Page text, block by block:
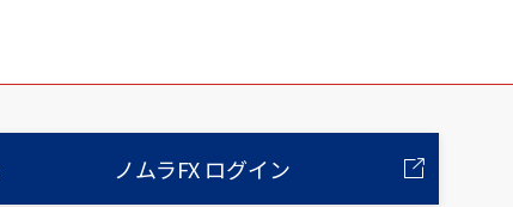
ノムラFX ログイン